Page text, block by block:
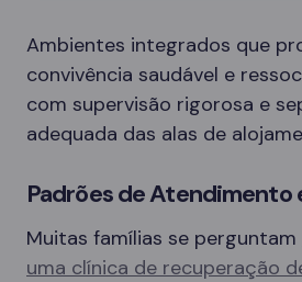
Ambientes integrados que
convivência saudável e
com supervisão rigorosa e
adequada das alas de
Padrões de Atendimento
Muitas famílias se perguntam
uma clínica de recuperação